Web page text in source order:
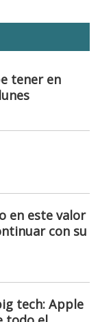
tener en
en este valor
con su
tech: Apple